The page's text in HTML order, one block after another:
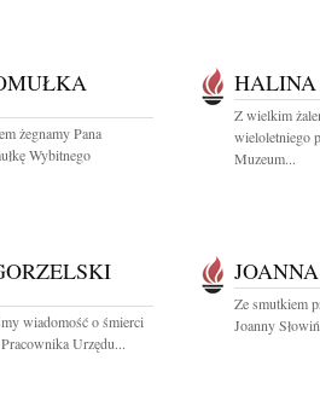
żegnamy Pana
Wybitnego
HALINA
Z wielkim
wieloletniego
Muzeum...
wiadomość o śmierci
Urzędu...
Ze smutkiem
Joanny